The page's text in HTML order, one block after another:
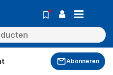
Abonneren